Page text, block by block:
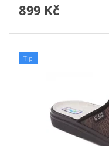
899 Kč
Tip